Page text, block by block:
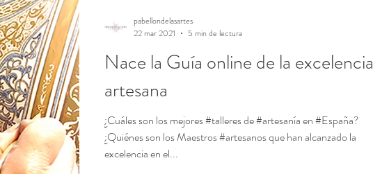
Nace la Guía online de la excelencia
artesana
¿Cuáles son los mejores #talleres de #artesanía en #España?
¿Quiénes son los Maestros #artesanos que han alcanzado la
excelencia en el...
pabellondelasartes
22 mar 2021
5 min de lectura